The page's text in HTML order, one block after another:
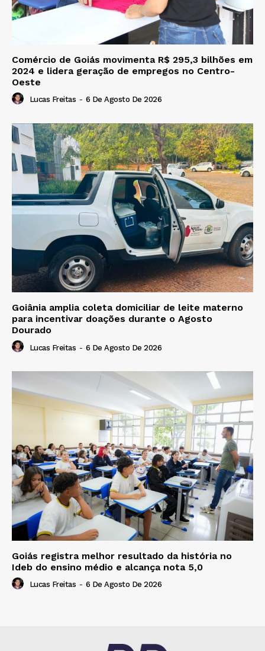
Comércio de Goiás movimenta R$ 295,3 bilhões em
2024 e lidera geração de empregos no Centro-
Oeste
Lucas Freitas - 6 De Agosto De 2026
Goiânia amplia coleta domiciliar de leite materno
para incentivar doações durante o Agosto
Dourado
Lucas Freitas - 6 De Agosto De 2026
Goiás registra melhor resultado da história no
Ideb do ensino médio e alcança nota 5,0
Lucas Freitas - 6 De Agosto De 2026